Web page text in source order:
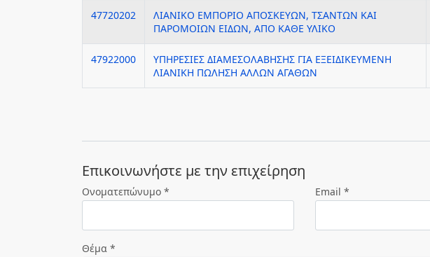
47720202
ΛΙΑΝΙΚΟ ΕΜΠΟΡΙΟ ΑΠΟΣΚΕΥΩΝ, ΤΣΑΝΤΩΝ ΚΑΙ
ΠΑΡΟΜΟΙΩΝ ΕΙΔΩΝ, ΑΠΟ ΚΑΘΕ ΥΛΙΚΟ
47922000
ΥΠΗΡΕΣΙΕΣ ΔΙΑΜΕΣΟΛΑΒΗΣΗΣ ΓΙΑ ΕΞΕΙΔΙΚΕΥΜΕΝΗ
ΛΙΑΝΙΚΗ ΠΩΛΗΣΗ ΑΛΛΩΝ ΑΓΑΘΩΝ
Eπικοινωνήστε με την επιχείρηση
Ονοματεπώνυμο * Email *
Θέμα *